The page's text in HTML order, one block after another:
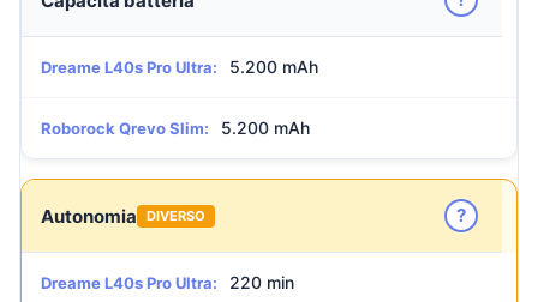
Dreame L40s Pro Ultra: 5.200 mAh
Roborock Qrevo Slim: 5.200 mAh
Autonomia DIVERSO ?
Dreame L40s Pro Ultra: 220 min